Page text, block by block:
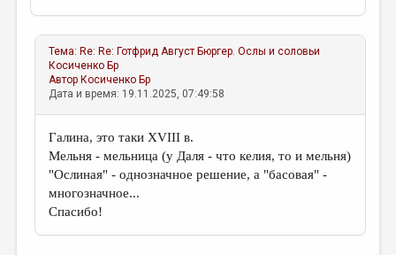
МЕДИА
ВКОНТАКТЕ
Тема: Re: Re: Готфрид Август Бюргер. Ослы и соловьи
Косиченко Бр
Автор Косиченко Бр
Дата и время: 19.11.2025, 07:49:58
Галина, это таки XVIII в.
Мельня - мельница (у Даля - что келия, то и мельня)
"Ослиная" - однозначное решение, а "басовая" -
многозначное...
Спасибо!